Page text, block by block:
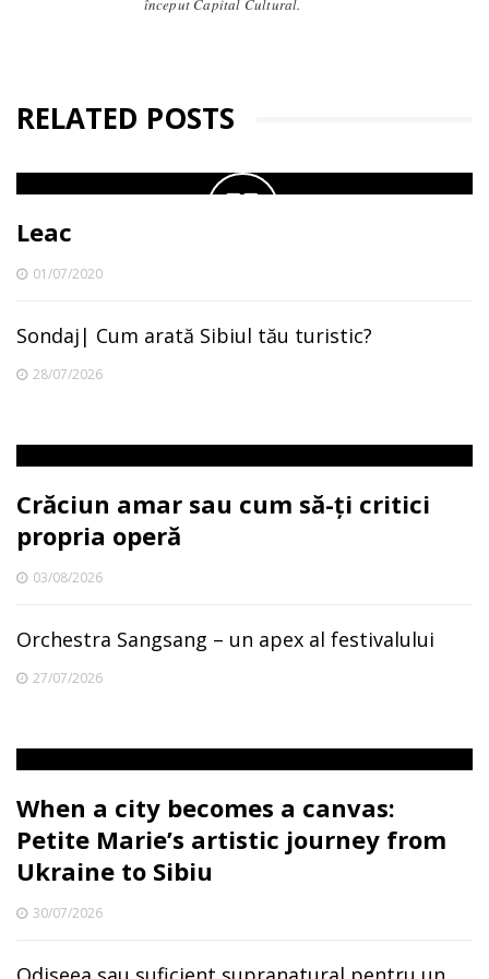
început Capital Cultural.
RELATED POSTS
Leac
01/07/2020
Sondaj| Cum arată Sibiul tău turistic?
28/07/2026
Crăciun amar sau cum să-ți critici
propria operă
03/08/2026
Orchestra Sangsang – un apex al festivalului
27/07/2026
When a city becomes a canvas:
Petite Marie’s artistic journey from
Ukraine to Sibiu
30/07/2026